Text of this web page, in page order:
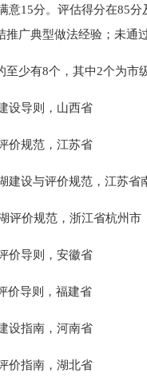
意15分。评估得分在85
广典型做法经验；未通
少有8个，其中2个为市
设导则，山西省
价规范，江苏省
建设与评价规范，江苏省
评价规范，浙江省杭州市
价导则，安徽省
价导则，福建省
设指南，河南省
价指南，湖北省